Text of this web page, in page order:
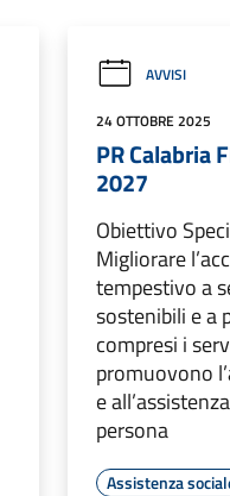
AVVISI
24 OTTOBRE 2025
PR Calabria
2027
Obiettivo
Migliorare
tempestivo a
sostenibili e a
compresi i
promuovono
e
persona
Assistenza